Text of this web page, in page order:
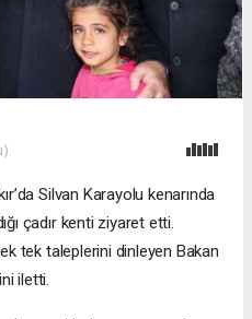
Silvan Karayolu kenarında
çadır kenti ziyaret etti.
tek taleplerini dinleyen Bakan
iletti.